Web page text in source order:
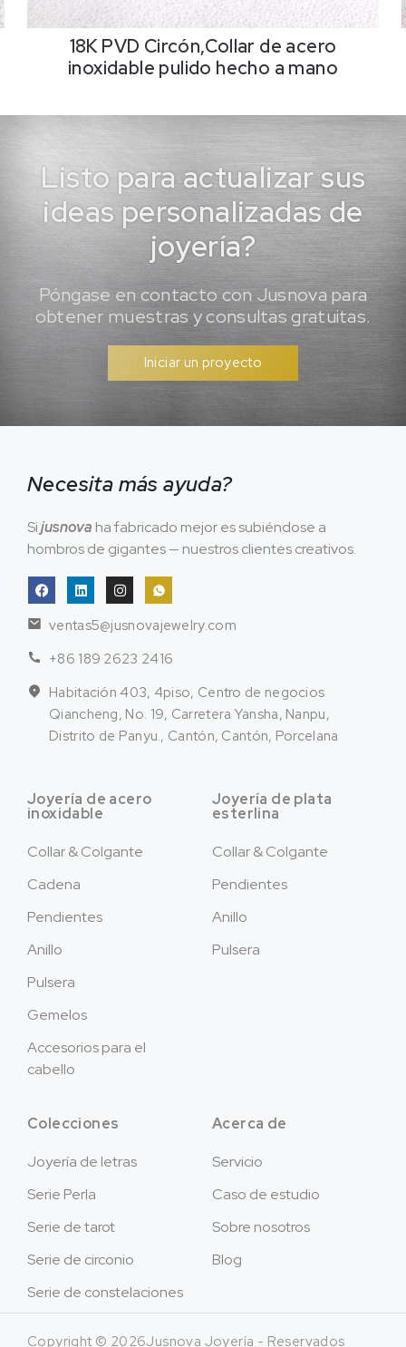
18K PVD Circón,Collar de acero
inoxidable pulido hecho a mano
Listo para actualizar sus
ideas personalizadas de
joyería?
Póngase en contacto con Jusnova para
obtener muestras y consultas gratuitas.
Iniciar un proyecto
Necesita más ayuda?
Sijusnova ha fabricado mejor es subiéndose a
hombros de gigantes — nuestros clientes creativos.
ventas5@jusnovajewelry.com
+86 189 2623 2416
Habitación 403, 4piso, Centro de negocios
Qiancheng, No. 19, Carretera Yansha, Nanpu,
Distrito de Panyu., Cantón, Cantón, Porcelana
Joyería de acero
inoxidable
Collar & Colgante
Cadena
Pendientes
Anillo
Pulsera
Gemelos
Accesorios para el
cabello
Joyería de plata
esterlina
Collar & Colgante
Pendientes
Anillo
Pulsera
Colecciones
Joyería de letras
Serie Perla
Serie de tarot
Serie de circonio
Serie de constelaciones
Acerca de
Servicio
Caso de estudio
Sobre nosotros
Blog
Copyright © 2026Jusnova Joyería - Reservados